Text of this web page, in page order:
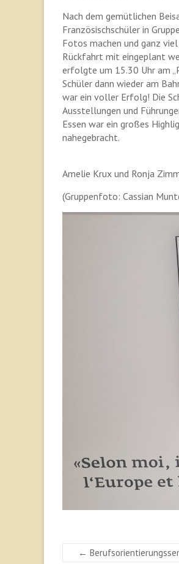
Nach dem gemütlichen
Französischschüler in
Fotos machen und ganz
Rückfahrt mit eingeplant
erfolgte um 15.30 Uhr am
Schüler dann wieder am
war ein voller Erfolg! Die
Ausstellungen und
Essen war ein großes
nahegebracht.
Amelie Krux und Ronja
(Gruppenfoto: Cassian
←